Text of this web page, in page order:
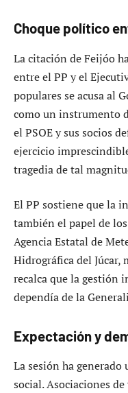
Choque político
La citación de Feijóo
entre el PP y el
populares se acusa al
como un instrumento
el PSOE y sus socios
ejercicio
tragedia de tal
El PP sostiene que la
también el papel de
Agencia Estatal de
Hidrográfica del Júcar,
recalca que la gestión
dependía de la
Expectación y
La sesión ha
social. Asociaciones